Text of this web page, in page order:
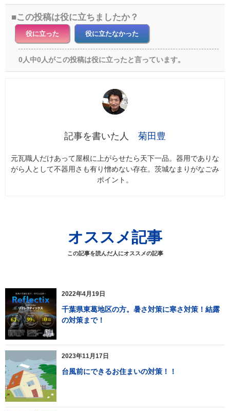
この投稿は役に立ちましたか？
役に立った 役に立たなかった
0人中0人がこの投稿は役に立ったと言っています。
菊田豊
元瓦職人だけあって屋根に上がらせたら天下一品。器用でありな
がら人として不器用さも有り憎めない存在。茨城なまりがなごみ
ポイント。
オススメ記事
この記事を読んだ人にオススメの記事
2022年4月19日
千葉県東葛地区の方。暑さ対策に寒さ対策！結露
の対策まで！
2023年11月17日
台風前にできるお住まいの対策！！